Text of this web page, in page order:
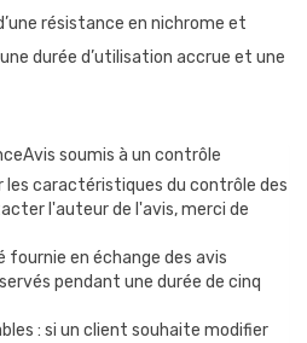
résistance en nichrome et
durée d’utilisation accrue et une
0.60 OHM
résistance en mesh de 0.6 ohm,
et chaude en inhalation
Avis soumis à un contrôle
les caractéristiques du contrôle des
l'auteur de l'avis, merci de
en échange des avis
pendant une durée de cinq
: si un client souhaite modifier